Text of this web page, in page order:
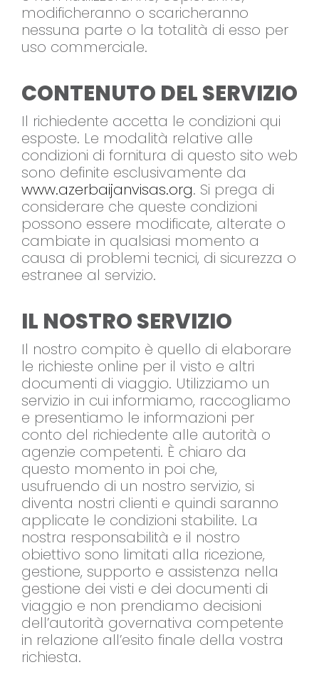
modificheranno o scaricheranno
nessuna parte o la totalità di esso per
uso commerciale.
CONTENUTO DEL SERVIZIO
Il richiedente accetta le condizioni qui
esposte. Le modalità relative alle
condizioni di fornitura di questo sito web
sono definite esclusivamente da
www.azerbaijanvisas.org. Si prega di
considerare che queste condizioni
possono essere modificate, alterate o
cambiate in qualsiasi momento a
causa di problemi tecnici, di sicurezza o
estranee al servizio.
IL NOSTRO SERVIZIO
Il nostro compito è quello di elaborare
le richieste online per il visto e altri
documenti di viaggio. Utilizziamo un
servizio in cui informiamo, raccogliamo
e presentiamo le informazioni per
conto del richiedente alle autorità o
agenzie competenti. È chiaro da
questo momento in poi che,
usufruendo di un nostro servizio, si
diventa nostri clienti e quindi saranno
applicate le condizioni stabilite. La
nostra responsabilità e il nostro
obiettivo sono limitati alla ricezione,
gestione, supporto e assistenza nella
gestione dei visti e dei documenti di
viaggio e non prendiamo decisioni
dell’autorità governativa competente
in relazione all’esito finale della vostra
richiesta.